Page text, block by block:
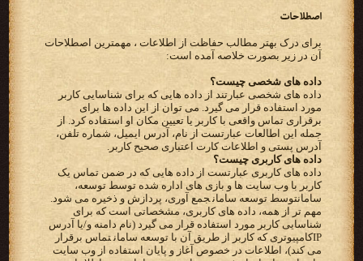
اصطلاحات
برای درک بهتر مطالب حفاظت از اطلاعات ، مهمترین اصطلاحات
آن در زیر بصورت خلاصه آمده است:
داده های شخصی چیست؟
‫داده های شخصی عبارتند از داده هایی که برای شناسایی کاربر
‫برقراری تماس واقعی با کاربر یا تعیین مکان او استفاده کرد. از
‫آدرس پستی و اطلاعات کارت اعتباری صحیح کاربر.‬
‫داده های کاربری چیست؟‬
‫داده های کاربری عبارتست از داده هایی که در ضمن تماس یک
کاربر با وب سایت ها و بازی های اداره شده توسط‬ ‫‪ ،توسعه
سامان‬توسط ‪ توسعه سامان‬جمع آوری، پردازش و ذخیره می شود.
مهم تر از همه، داده های کاربری، مشخصاتی است‬ ‫که برای
IP‬کامپیوتری که کاربر از طریق آن با‬ ‫‪ توسعه سامان‬تماس برقرار
می کند)، اطلاعات در خصوص آغاز و پایان استفاده از وب سایت